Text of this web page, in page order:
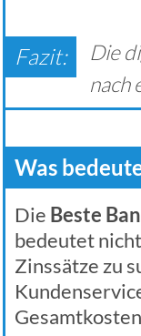
Die
nach
Was
Die Beste
bedeutet
Zinssätze zu